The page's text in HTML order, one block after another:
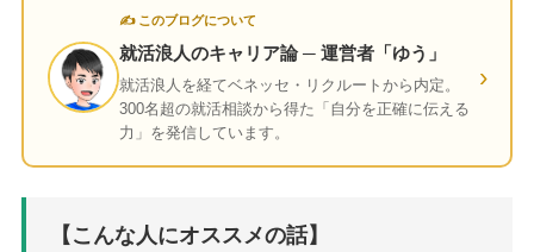
✍ このブログについて
就活浪人のキャリア論 ─ 運営者「ゆう」
就活浪人を経てベネッセ・リクルートから内定。
300名超の就活相談から得た「自分を正確に伝える
力」を発信しています。
›
【こんな人にオススメの話】